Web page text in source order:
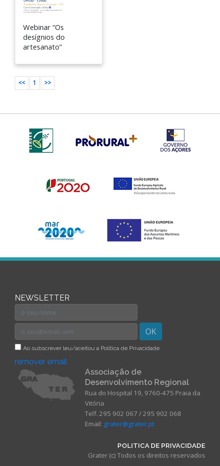
Webinar “Os
desígnios do
artesanato”
<< 1 >>
NEWSLETTER
OK
Ao subscrever leu/aceitou a Política de Privacidade
remover email
Associação de
Desenvolvimento Regional
Rua do Hospital 19, 9760-475 Praia da
Vitória
Telf. 295 902 067 / 295 902 068
Email: grater@grater.pt
POLITICA DE PRIVACIDADE
Grater (c) Todos os direitos reservados